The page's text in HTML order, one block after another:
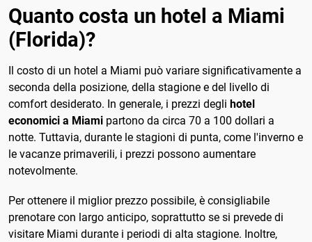
Quanto costa un hotel a Miami
(Florida)?
Il costo di un hotel a Miami può variare significativamente a
seconda della posizione, della stagione e del livello di
comfort desiderato. In generale, i prezzi degli hotel
economici a Miami partono da circa 70 a 100 dollari a
notte. Tuttavia, durante le stagioni di punta, come l'inverno e
le vacanze primaverili, i prezzi possono aumentare
notevolmente.
Per ottenere il miglior prezzo possibile, è consigliabile
prenotare con largo anticipo, soprattutto se si prevede di
visitare Miami durante i periodi di alta stagione. Inoltre,